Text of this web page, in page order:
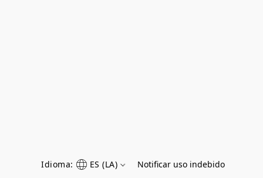
Idioma: ES (LA) Notificar uso indebido